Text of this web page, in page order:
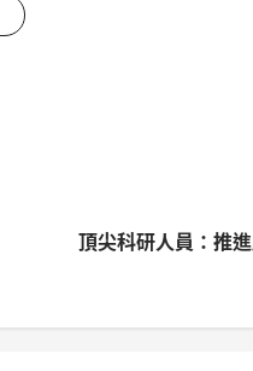
頂尖科研人員：推